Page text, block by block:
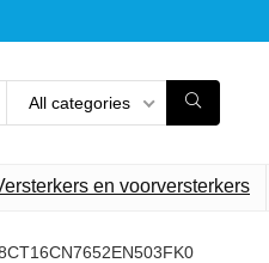
All categories
en voorversterkers